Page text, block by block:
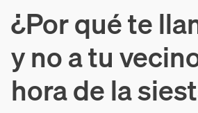
¿Por qué te
y no a tu
hora de la